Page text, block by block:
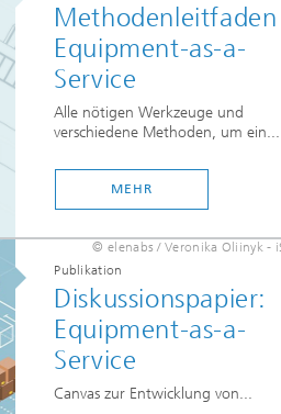
Methodenleitfaden
Equipment-as-a-
Service
Alle nötigen Werkzeuge und
verschiedene Methoden, um ein...
MEHR
© elenabs / Veronika Oliinyk -
Publikation
Diskussionspapier:
Equipment-as-a-
Service
Canvas zur Entwicklung von...